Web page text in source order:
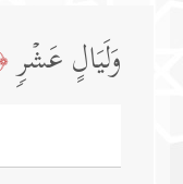
وَلَیَالٍ عَشۡرࣲ ﴿2﴾